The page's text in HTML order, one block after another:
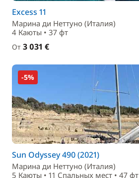
Excess 11
Марина ди Неттуно (Италия)
4 Каюты • 37 фт
От 3 031 €
-5%
Sun Odyssey 490 (2021)
Марина ди Неттуно (Италия)
5 Каюты • 11 Спальныx мест • 47 фт